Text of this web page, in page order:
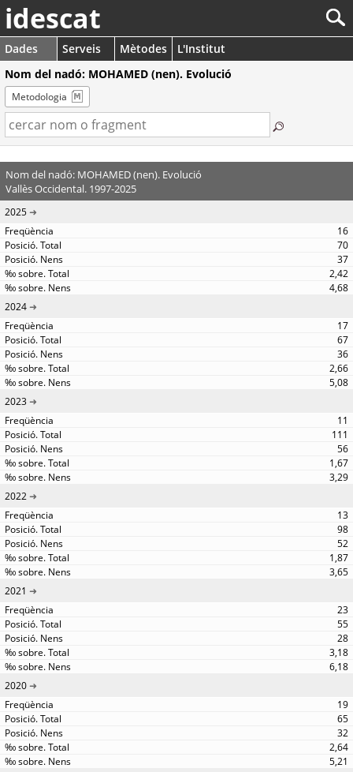
idescat
Dades Serveis Mètodes
L'Institut
Nom del nadó: MOHAMED (nen). Evolució
Metodologia
Nom del nadó: MOHAMED (nen). Evolució
Vallès Occidental. 1997-2025
2025
16
70
37
2,42
4,68
2024
17
67
36
2,66
5,08
2023
11
111
56
1,67
3,29
2022
13
98
52
1,87
3,65
2021
23
55
28
3,18
6,18
2020
19
65
32
2,64
5,21